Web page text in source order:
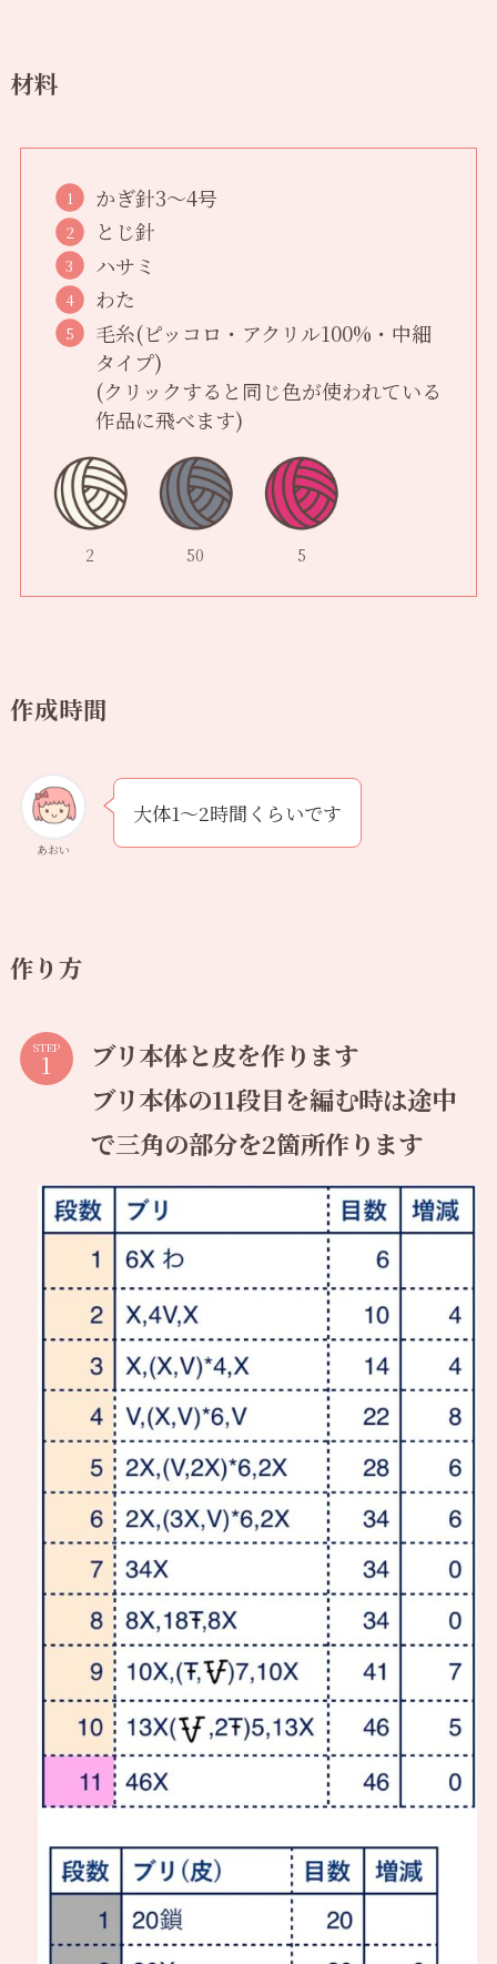
材料
かぎ針3〜4号
とじ針
ハサミ
わた
毛糸(ピッコロ・アクリル100%・中細
タイプ)
(クリックすると同じ色が使われている
作品に飛べます)
2 50 5
作成時間
あおい
大体1〜2時間くらいです
作り方
STEP
ブリ本体と皮を作ります
ブリ本体の11段目を編む時は途中
で三角の部分を2箇所作ります